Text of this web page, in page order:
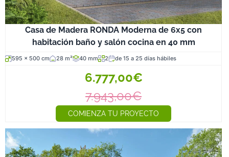
Casa de Madera RONDA Moderna de 6x5 con
habitación baño y salón cocina en 40 mm
595 x 500 cm 28 m² 40 mm 2 de 15 a 25 días hábiles
6.777,00€
7.943,00€
COMIENZA TU PROYECTO